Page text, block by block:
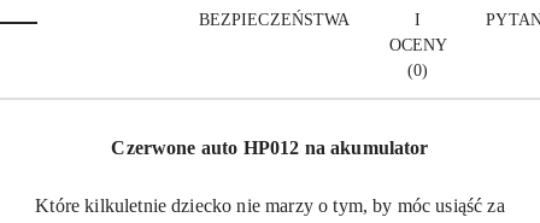
BEZPIECZEŃSTWA
I
OCENY
(0)
Czerwone auto HP012 na akumulator
Które kilkuletnie dziecko nie marzy o tym, by móc usiąść za